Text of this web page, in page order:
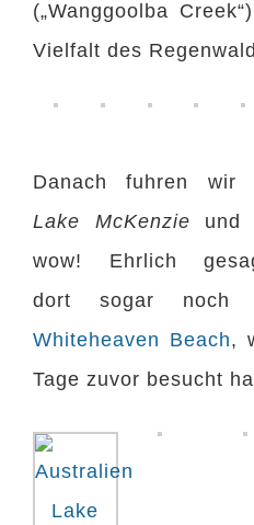
(„Wanggoolba
Vielfalt des
Danach fuhren wir
Lake McKenzie und
wow! Ehrlich
dort sogar noch
Whiteheaven Beach,
Tage zuvor besucht